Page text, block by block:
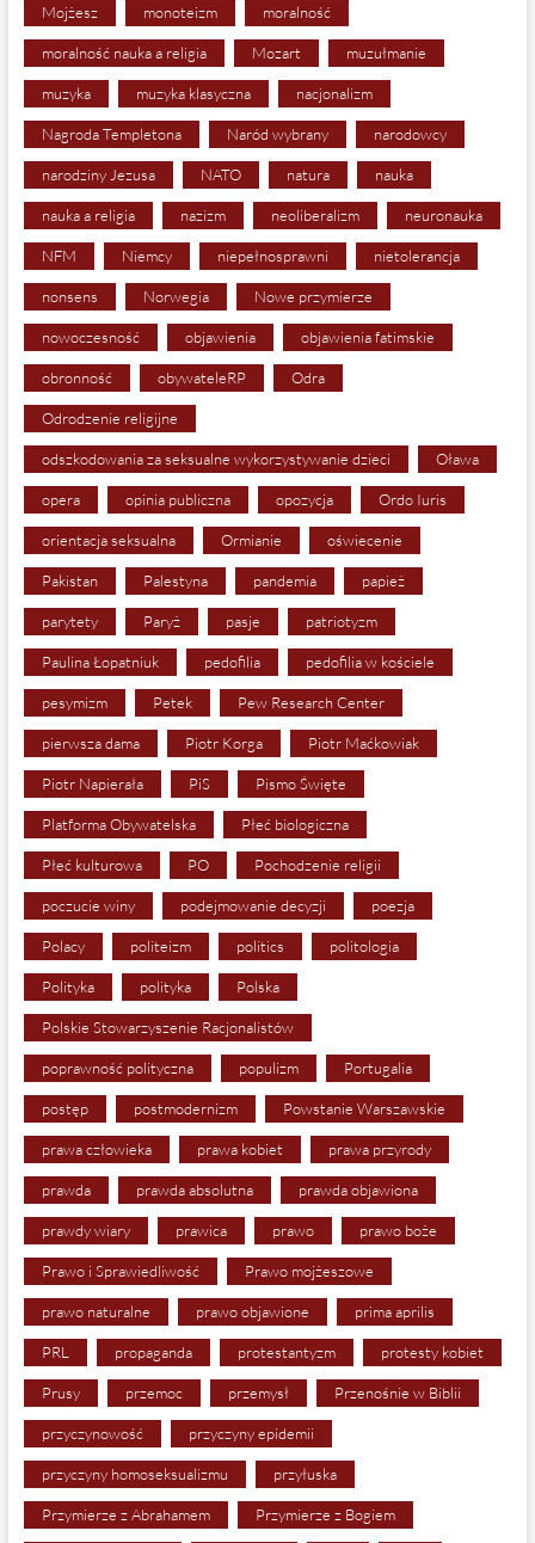
Mojżesz monoteizm moralność
moralność nauka a religia Mozart muzułmanie
muzyka muzyka klasyczna nacjonalizm
Nagroda Templetona Naród wybrany narodowcy
narodziny Jezusa NATO natura nauka
nauka a religia nazizm neoliberalizm neuronauka
NFM Niemcy niepełnosprawni nietolerancja
nonsens Norwegia Nowe przymierze
nowoczesność objawienia objawienia fatimskie
obronność obywateleRP Odra
Odrodzenie religijne
odszkodowania za seksualne wykorzystywanie dzieci Oława
opera opinia publiczna opozycja Ordo Iuris
orientacja seksualna Ormianie oświecenie
Pakistan Palestyna pandemia papież
parytety Paryż pasje patriotyzm
Paulina Łopatniuk pedofilia pedofilia w kościele
pesymizm Petek Pew Research Center
pierwsza dama Piotr Korga Piotr Maćkowiak
Piotr Napierała PiS Pismo Święte
Platforma Obywatelska Płeć biologiczna
Płeć kulturowa PO Pochodzenie religii
poczucie winy podejmowanie decyzji poezja
Polacy politeizm politics politologia
Polityka polityka Polska
Polskie Stowarzyszenie Racjonalistów
poprawność polityczna populizm Portugalia
postęp postmodernizm Powstanie Warszawskie
prawa człowieka prawa kobiet prawa przyrody
prawda prawda absolutna prawda objawiona
prawdy wiary prawica prawo prawo boże
Prawo i Sprawiedliwość Prawo mojżeszowe
prawo naturalne prawo objawione prima aprilis
PRL propaganda protestantyzm protesty kobiet
Prusy przemoc przemysł Przenośnie w Biblii
przyczynowość przyczyny epidemii
przyczyny homoseksualizmu przyłuska
Przymierze z Abrahamem Przymierze z Bogiem